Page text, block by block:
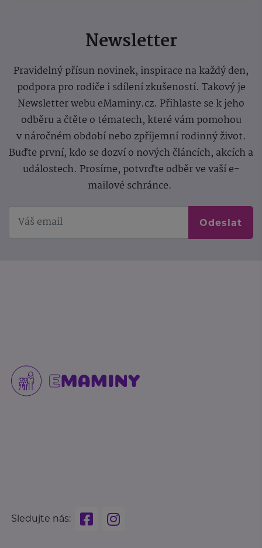
Newsletter
Pravidelný přísun novinek, inspirace na každý den,
podpora pro rodiče i sdílení zkušeností. Takový je
Newsletter webu eMaminy.cz. Přihlaste se k jeho
odběru a čtěte o tématech, které vám pomohou
v náročném období nebo zpříjemní rodinný život.
Buďte první, kdo se dozví o nových článcích, akcích a
událostech. Prosíme, potvrďte odběr ve vaší e-
mailové schránce.
Odeslat
Sledujte nás: